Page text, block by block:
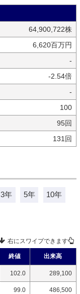
64,900,722株
6,620百万円
-
-2.54倍
-
100
95回
131回
3年 5年 10年
右にスワイプできます
終値 出来高
102.0 289,100
99.0 486,500